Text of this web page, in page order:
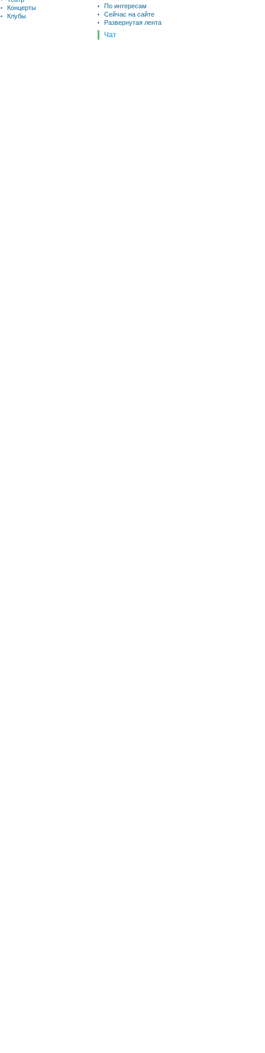
Концерты
Клубы
По интересам
Сейчас на сайте
Развернутая лента
Чат